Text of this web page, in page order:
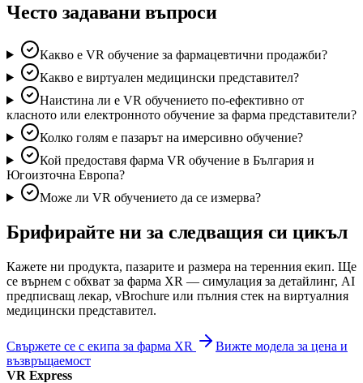
Често задавани въпроси
Какво е VR обучение за фармацевтични продажби?
Какво е виртуален медицински представител?
Наистина ли е VR обучението по-ефективно от
класното или електронното обучение за фарма представители?
Колко голям е пазарът на имерсивно обучение?
Кой предоставя фарма VR обучение в България и
Югоизточна Европа?
Може ли VR обучението да се измерва?
Брифирайте ни за следващия си цикъл
Кажете ни продукта, пазарите и размера на теренния екип. Ще
се върнем с обхват за фарма XR — симулация за детайлинг, AI
предписващ лекар, vBrochure или пълния стек на виртуалния
медицински представител.
Свържете се с екипа за фарма XR
Вижте модела за цена и
възвръщаемост
VR Express